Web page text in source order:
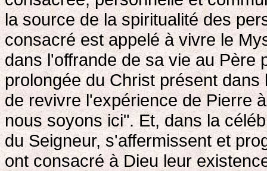
la source de la spiritualité des
consacré est appelé à vivre le
dans l'offrande de sa vie au Père
prolongée du Christ présent
de revivre l'expérience de Pierre
nous soyons ici". Et, dans la
du Seigneur, s'affermissent et
ont consacré à Dieu leur